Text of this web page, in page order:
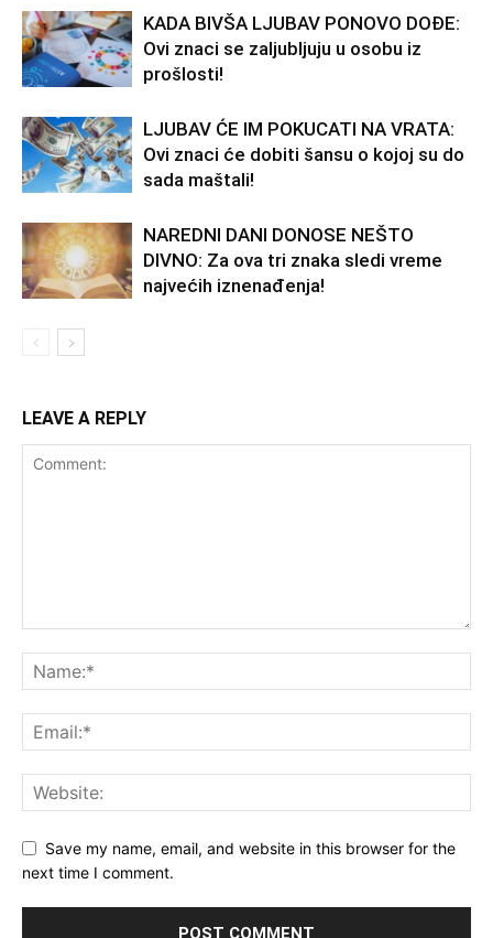
KADA BIVŠA LJUBAV PONOVO DOĐE:
Ovi znaci se zaljubljuju u osobu iz
prošlosti!
LJUBAV ĆE IM POKUCATI NA VRATA:
Ovi znaci će dobiti šansu o kojoj su do
sada maštali!
NAREDNI DANI DONOSE NEŠTO
DIVNO: Za ova tri znaka sledi vreme
najvećih iznenađenja!
LEAVE A REPLY
Save my name, email, and website in this browser for the
next time I comment.